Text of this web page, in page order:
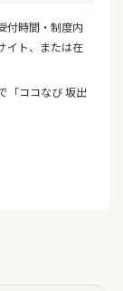
付時間・制度内
イト、または在
「ココなび 坂出